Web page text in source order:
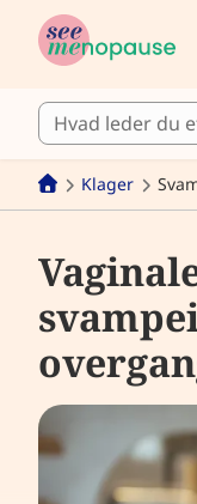
Klager